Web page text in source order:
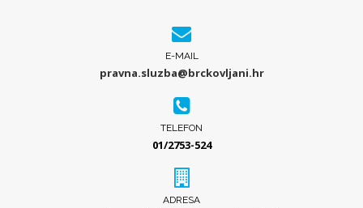
E-MAIL
pravna.sluzba@brckovljani.hr
TELEFON
01/2753-524
ADRESA